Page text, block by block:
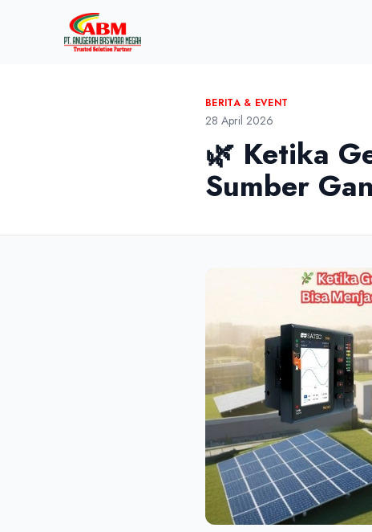
BERITA & EVENT
28 April 2026
🌿 Ketika
Sumber